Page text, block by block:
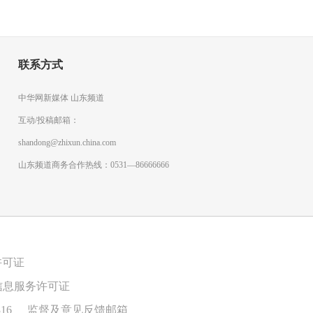
联系方式
中华网新媒体 山东频道
互动/投稿邮箱：
shandong@zhixun.china.com
山东频道商务合作热线：0531—86666666
证
服务许可证
监督及意见反馈邮箱